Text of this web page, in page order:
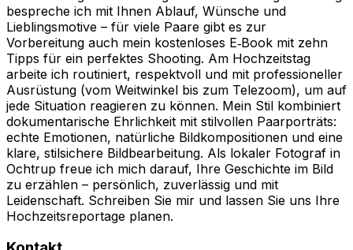
bespreche ich mit Ihnen Ablauf, Wünsche und
Lieblingsmotive – für viele Paare gibt es zur
Vorbereitung auch mein kostenloses E‑Book mit zehn
Tipps für ein perfektes Shooting. Am Hochzeitstag
arbeite ich routiniert, respektvoll und mit professioneller
Ausrüstung (vom Weitwinkel bis zum Telezoom), um auf
jede Situation reagieren zu können. Mein Stil kombiniert
dokumentarische Ehrlichkeit mit stilvollen Paarporträts:
echte Emotionen, natürliche Bildkompositionen und eine
klare, stilsichere Bildbearbeitung. Als lokaler Fotograf in
Ochtrup freue ich mich darauf, Ihre Geschichte im Bild
zu erzählen – persönlich, zuverlässig und mit
Leidenschaft. Schreiben Sie mir und lassen Sie uns Ihre
Hochzeitsreportage planen.